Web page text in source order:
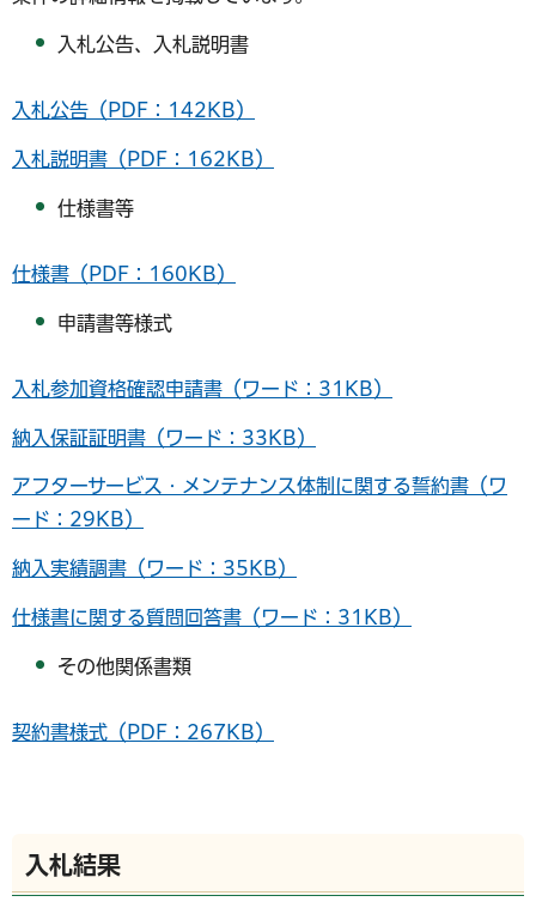
入札公告、入札説明書
入札公告（PDF：142KB）
入札説明書（PDF：162KB）
仕様書等
仕様書（PDF：160KB）
申請書等様式
入札参加資格確認申請書（ワード：31KB）
納入保証証明書（ワード：33KB）
アフターサービス・メンテナンス体制に関する誓約書（ワ
ード：29KB）
納入実績調書（ワード：35KB）
仕様書に関する質問回答書（ワード：31KB）
その他関係書類
契約書様式（PDF：267KB）
入札結果